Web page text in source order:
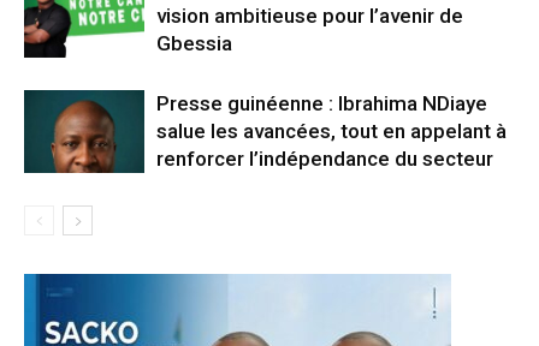
vision ambitieuse pour l’avenir de
Gbessia
Presse guinéenne : Ibrahima NDiaye
salue les avancées, tout en appelant à
renforcer l’indépendance du secteur